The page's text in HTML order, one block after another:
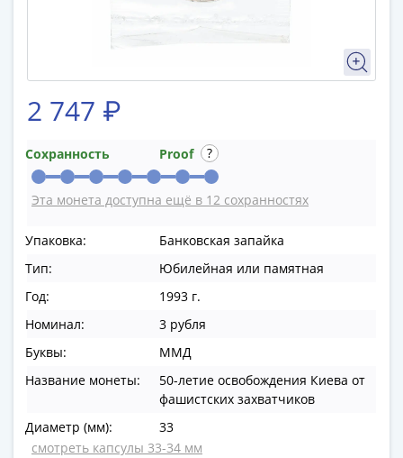
Победы
Человек
труда
Города-
Великой
Победы
Олимпиада
Сочи
2014
футболу
2 747 ₽
Сохранность Proof
Эта монета доступна ещё в 12 сохранностях
Упаковка:
Банковская запайка
Тип:
Юбилейная или памятная
Год:
1993 г.
Номинал:
3 рубля
Буквы:
ММД
Название монеты:
50-летие освобождения Киева от
фашистских захватчиков
Диаметр (мм):
33
смотреть капсулы 33-34 мм